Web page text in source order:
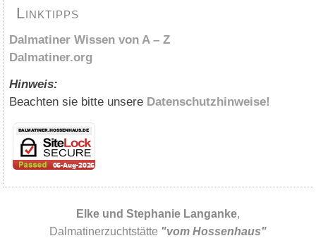
Linktipps
Dalmatiner Wissen von A – Z
Dalmatiner.org
Hinweis:
Beachten sie bitte unsere Datenschutzhinweise!
Elke und Stephanie Langanke,
Dalmatinerzuchtstätte "vom Hossenhaus"